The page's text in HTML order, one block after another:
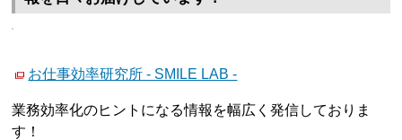
お仕事効率研究所 - SMILE LAB -
業務効率化のヒントになる情報を幅広く発信しておりま
す！